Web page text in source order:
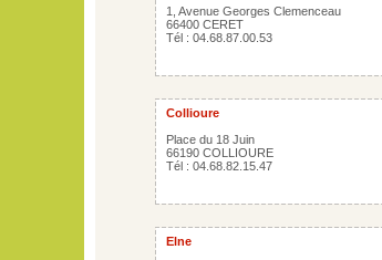
1, Avenue Georges Clemenceau
66400 CERET
Tél : 04.68.87.00.53
Collioure
Place du 18 Juin
66190 COLLIOURE
Tél : 04.68.82.15.47
Elne